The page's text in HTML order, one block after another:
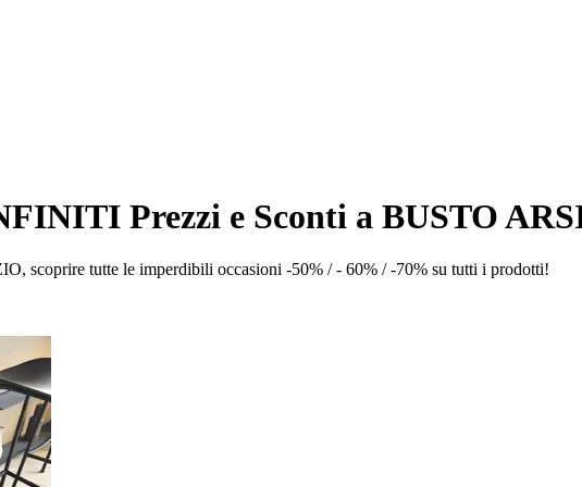
Prezzi e Sconti a BUSTO
scoprire tutte le imperdibili occasioni -50% / - 60% / -70% su tutti i prodotti!